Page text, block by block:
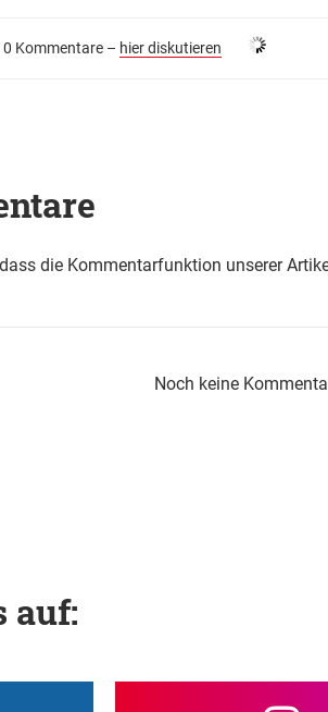
0 Kommentare – hier diskutieren
die Kommentarfunktion unserer
Noch keine
auf: